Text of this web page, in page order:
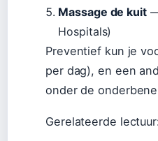
Massage de kuit—
Hospitals)
Preventief kun je
per dag), en een
onder de
Gerelateerde